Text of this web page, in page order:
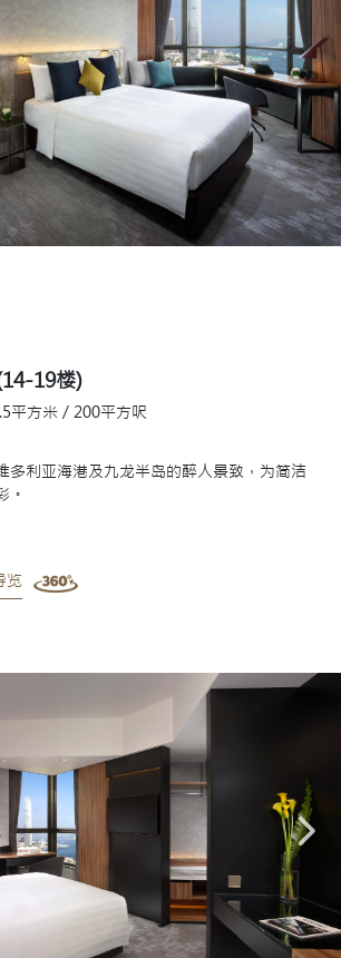
19楼)
平方米 / 200平方呎
多利亚海港及九龙半岛的醉人景致，为简洁
。
览